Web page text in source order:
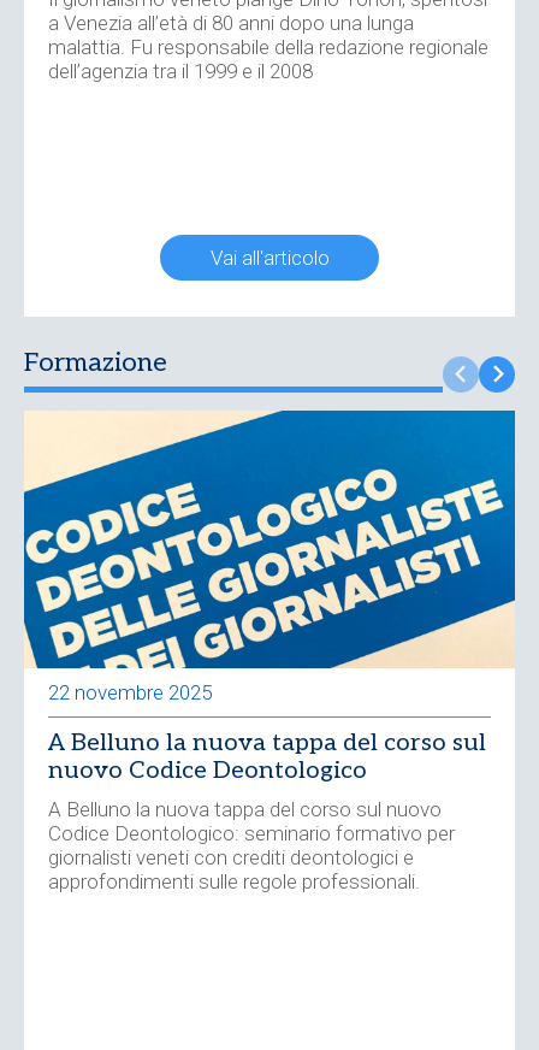
a Venezia all’età di 80 anni dopo una lunga
malattia. Fu responsabile della redazione regionale
dell’agenzia tra il 1999 e il 2008
Vai all'articolo
Formazione
22 novembre 2025
A Belluno la nuova tappa del corso sul
nuovo Codice Deontologico
A Belluno la nuova tappa del corso sul nuovo
Codice Deontologico: seminario formativo per
giornalisti veneti con crediti deontologici e
approfondimenti sulle regole professionali.